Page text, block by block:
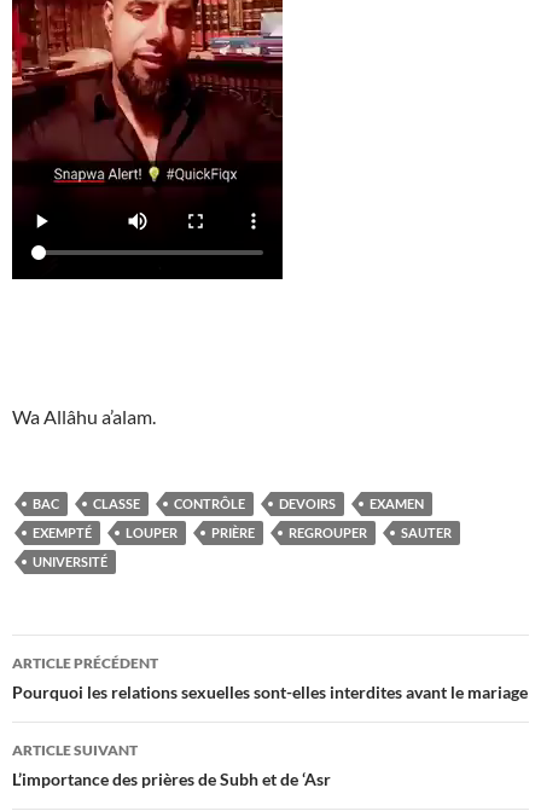
Wa Allâhu a’alam.
BAC CLASSE CONTRÔLE DEVOIRS
EXAMEN
EXEMPTÉ
LOUPER PRIÈRE REGROUPER
SAUTER
UNIVERSITÉ
Navigation
des
articles
ARTICLE PRÉCÉDENT
Pourquoi les relations sexuelles sont-elles interdites avant le mariage
ARTICLE SUIVANT
L’importance des prières de Subh et de ‘Asr